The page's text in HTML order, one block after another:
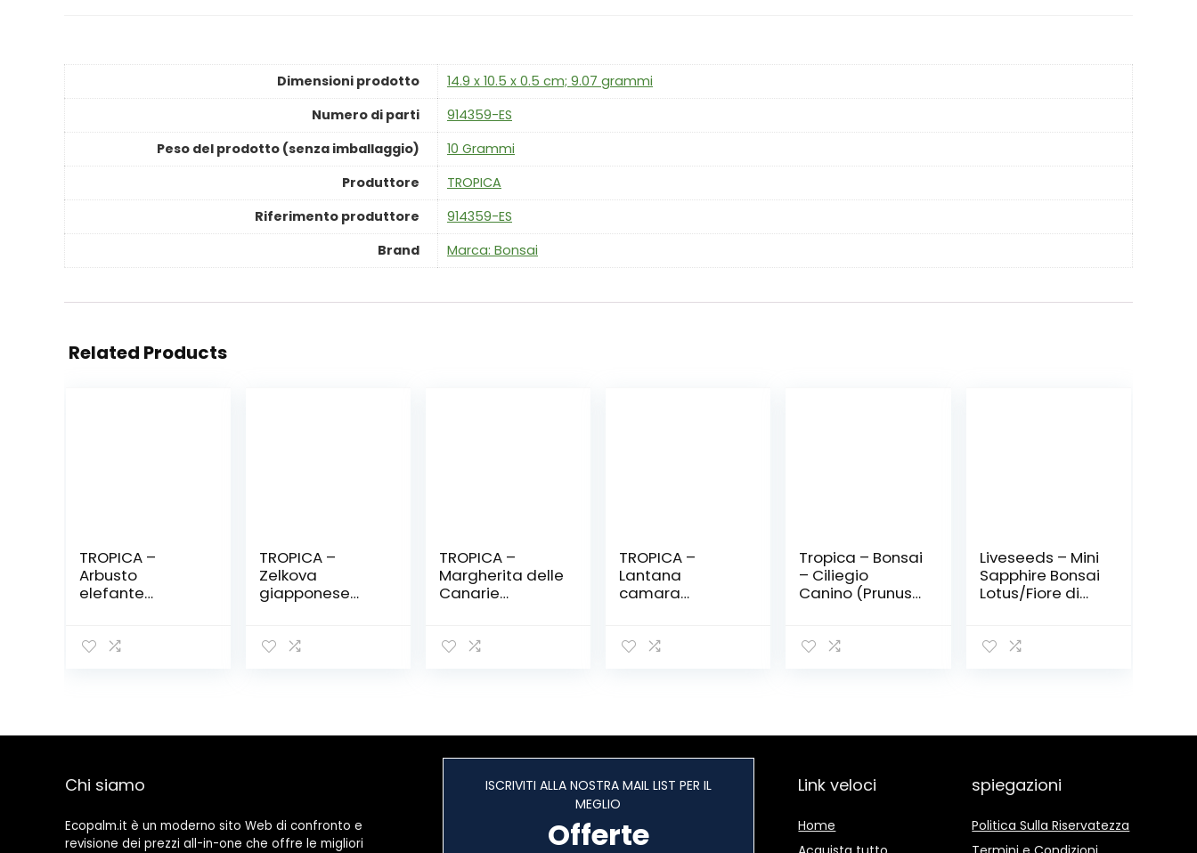
Dimensioni prodotto
‎14.9 x 10.5 x 0.5 cm; 9.07 grammi
Numero di parti
‎914359-ES
Peso del prodotto (senza imballaggio)
‎10 Grammi
Produttore
‎TROPICA
Riferimento produttore
‎914359-ES
Brand
Marca: Bonsai
Related Products
TROPICA –
Arbusto
elefante
afra) – 50 Semi-
TROPICA –
Zelkova
giapponese
Semi- Bonsai
TROPICA –
Margherita delle
Canarie
foeniculaceum)
TROPICA –
Lantana
camara
Semi- Bonsai
Tropica – Bonsai
– Ciliegio
Canino (Prunus
Liveseeds – Mini
Sapphire Bonsai
Lotus/Fiore di
Chi siamo
Ecopalm.it è un moderno sito Web di confronto e
revisione dei prezzi all-in-one che offre le migliori
ISCRIVITI ALLA NOSTRA MAIL LIST PER IL
MEGLIO
Offerte
Link veloci
Home
spiegazioni
Politica Sulla Riservatezza